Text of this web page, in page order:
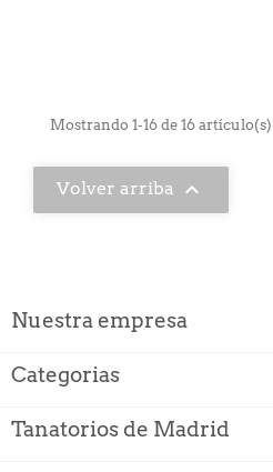
Mostrando 1-16 de 16 artículo(s)
Volver arriba 
Nuestra empresa
Categorias
Tanatorios de Madrid